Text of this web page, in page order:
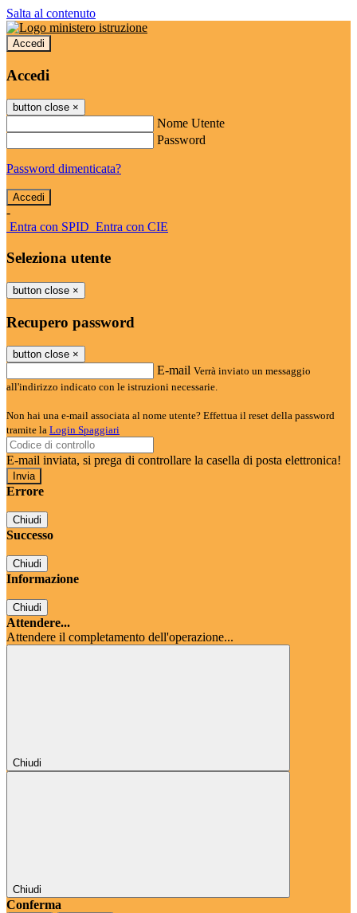
Salta al contenuto
Accedi
Accedi
button close ×
Nome Utente
Password
Password dimenticata?
-
Entra con SPID Entra con CIE
Seleziona utente
button close ×
Recupero password
button close ×
E-mail Verrà inviato un messaggio
all'indirizzo indicato con le istruzioni necessarie.
Non hai una e-mail associata al nome utente? Effettua il reset della password
tramite la Login Spaggiari
E-mail inviata, si prega di controllare la casella di posta elettronica!
Errore
Chiudi
Successo
Chiudi
Informazione
Chiudi
Attendere...
Attendere il completamento dell'operazione...
Chiudi
Chiudi
Conferma